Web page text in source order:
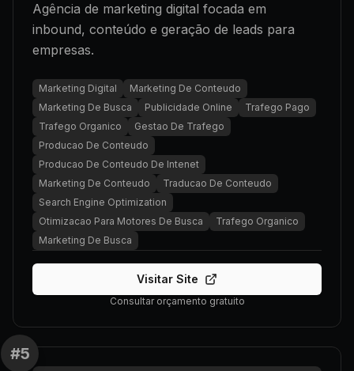
Agência de marketing digital focada em
inbound, conteúdo e geração de leads para
empresas.
Marketing Digital
Marketing De Conteudo
Marketing De Busca
Publicidade Online
Trafego Pago
Trafego Organico
Gestao De Trafego
Producao De Conteudo
Producao De Conteudo De Intenet
Marketing De Conteudo
Traducao De Conteudo
Search Engine Optimization
Otimizacao Para Motores De Busca
Trafego Organico
Marketing De Busca
Visitar Site
Consultar orçamento gratuito
#5